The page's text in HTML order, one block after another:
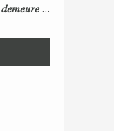
𝐴𝑝𝑟𝑒̀𝑠 𝑡𝑜𝑢𝑡𝑒𝑠 𝑐𝑒𝑠 𝑎𝑛𝑛𝑒́𝑒𝑠, 𝑢𝑛𝑒 𝑐𝑒𝑟𝑡𝑖𝑡𝑢𝑑𝑒 𝑑𝑒𝑚𝑒𝑢𝑟𝑒 : 𝐿𝑒 𝑚𝑜𝑛𝑑𝑒 𝑑𝑢 𝑡𝑟𝑎𝑣𝑎𝑖𝑙 𝑐ℎ𝑎𝑛𝑔𝑒. 𝐿𝑒𝑠 𝑐𝑜𝑛𝑠 𝑠'𝑎𝑑𝑎𝑝𝑡𝑒𝑛𝑡 :)